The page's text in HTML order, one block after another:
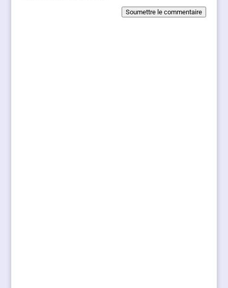
Soumettre le commentaire